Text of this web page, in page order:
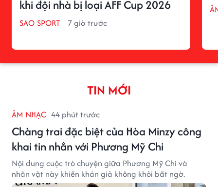
khi đội nhà bị loại AFF Cup 2026
SAO SPORT 7 giờ trước
TIN MỚI
ÂM NHẠC 44 phút trước
Chàng trai đặc biệt của Hòa Minzy công
khai tin nhắn với Phương Mỹ Chi
Nội dung cuộc trò chuyện giữa Phương Mỹ Chi và
nhân vật này khiến khán giả không khỏi bất ngờ.